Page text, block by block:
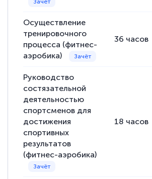
Осуществление
тренировочного
процесса (фитнес-
аэробика)
36 часов
Руководство
состязательной
деятельностью
спортсменов для
достижения
спортивных
результатов
(фитнес-аэробика)
18 часов